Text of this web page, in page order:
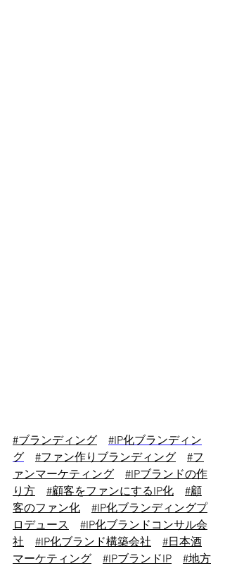
#ブランディング
#IP化ブランディン
グ
#ファン作りブランディング
#フ
ァンマーケティング
#IPブランドの作
り方
#顧客をファンにするIP化
#顧
客のファン化
#IP化ブランディングプ
ロデュース
#IP化ブランドコンサル会
社
#IP化ブランド構築会社
#日本酒
マーケティング
#IPブランドIP
#地方